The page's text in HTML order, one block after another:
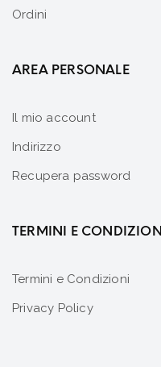
Ordini
AREA PERSONALE
Il mio account
Indirizzo
Recupera password
TERMINI E CONDIZIONI
Termini e Condizioni
Privacy Policy